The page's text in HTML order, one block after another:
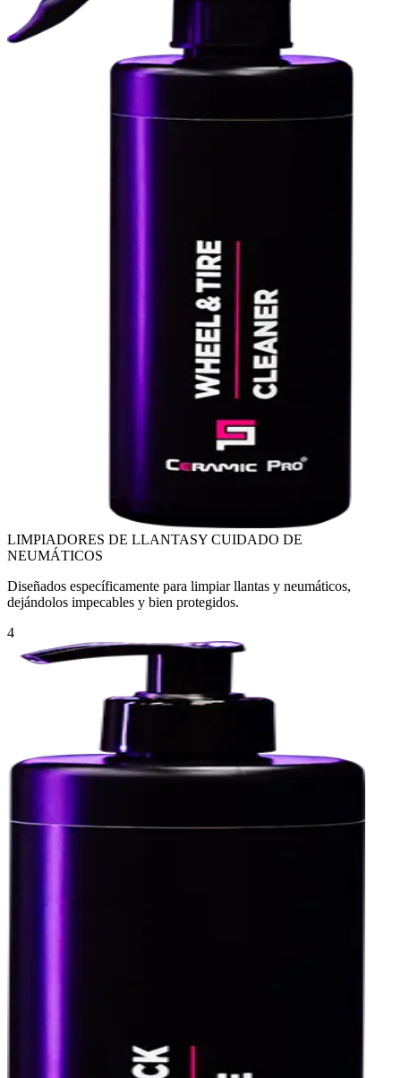
LIMPIADORES DE LLANTASY CUIDADO DE
NEUMÁTICOS
Diseñados específicamente para limpiar llantas y neumáticos,
dejándolos impecables y bien protegidos.
4